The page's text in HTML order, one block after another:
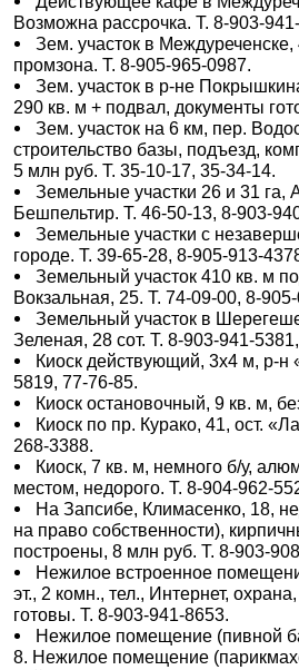
Возможна рассрочка. Т. 8-903-
Зем. участок в Междуреченске,
промзона. Т. 8-905-965-0987.
Зем. участок в р-не
290 кв. м + подвал, документы
Зем. участок на 6 км, пер.
строительство базы, подъезд,
5 млн руб. Т. 35-10-17, 35-34-14.
Земельные участки 26 и 31 га,
Бешпельтир. Т. 46-50-13, 8-903-
Земельные участки с
городе. Т. 39-65-28, 8-905-913-
Земельный участок 410 кв. м
Вокзальная, 25. Т. 74-09-00, 8-
Земельный участок в
Зеленая, 28 сот. Т. 8-903-941-
Киоск действующий, 3х4 м, р-н
5819, 77-76-85.
Киоск остановочный, 9 кв. м,
Киоск по пр. Курако, 41, ост.
268-3388.
Киоск, 7 кв. м, немного б/у,
местом, недорого. Т. 8-904-962-
На Запсибе, Климасенко, 18,
на право собственности),
построены, 8 млн руб. Т. 8-903-
Нежилое встроенное
эт., 2 комн., тел., Интернет,
готовы. Т. 8-903-941-8653.
Нежилое помещение (пивной
8. Нежилое помещение